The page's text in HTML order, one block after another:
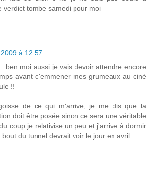
verdict tombe samedi pour moi
à 12:57
: ben moi aussi je vais devoir attendre encore
avant d'emmener mes grumeaux au ciné
!!
de ce qui m'arrive, je me dis que la
doit être posée sinon ce sera une véritable
coup je relativise un peu et j'arrive à dormir
du tunnel devrait voir le jour en avril...